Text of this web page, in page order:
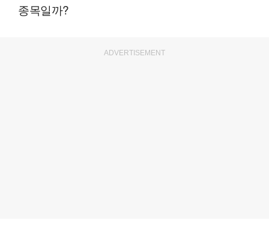
종목일까?
ADVERTISEMENT